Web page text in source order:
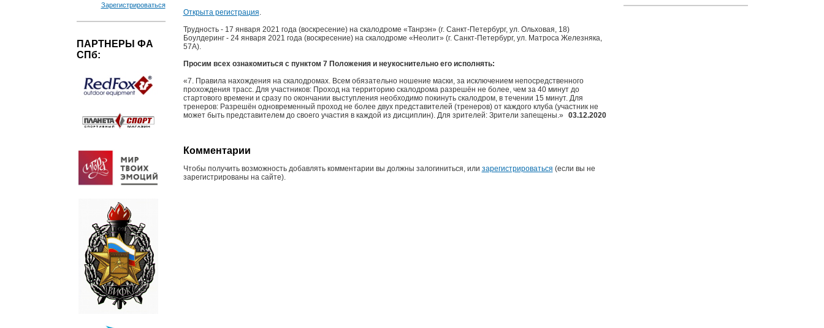
Зарегистрироваться
ПАРТНЕРЫ ФА
СПб:
Открыта регистрация.
Трудность - 17 января 2021 года (воскресение) на скалодроме «Танрэн» (г. Санкт-Петербург, ул. Ольховая, 18)
Боулдеринг - 24 января 2021 года (воскресение) на скалодроме «Неолит» (г. Санкт-Петербург, ул. Матроса Железняка,
57А).
Просим всех ознакомиться с пунктом 7 Положения и неукоснительно его исполнять:
«7. Правила нахождения на скалодромах. Всем обязательно ношение маски, за исключением непосредственного
прохождения трасс. Для участников: Проход на территорию скалодрома разрешён не более, чем за 40 минут до
стартового времени и сразу по окончании выступления необходимо покинуть скалодром, в течении 15 минут. Для
тренеров: Разрешён одновременный проход не более двух представителей (тренеров) от каждого клуба (участник не
может быть представителем до своего участия в каждой из дисциплин). Для зрителей: Зрители запещены.»
03.12.2020
Комментарии
Чтобы получить возможность добавлять комментарии вы должны залогиниться, или зарегистрироваться (если вы не
зарегистрированы на сайте).